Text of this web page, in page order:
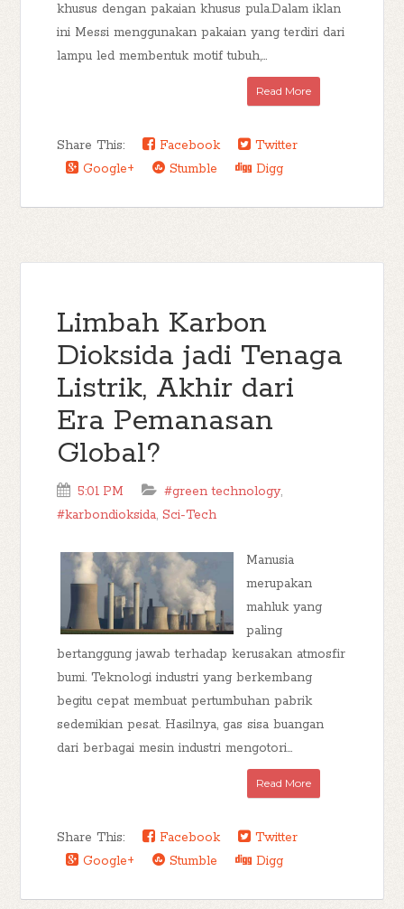
khusus dengan pakaian khusus pula.Dalam iklan
ini Messi menggunakan pakaian yang terdiri dari
lampu led membentuk motif tubuh,...
Read More
Share This: Facebook
Twitter
Google+
Stumble Digg
Limbah Karbon
Dioksida jadi Tenaga
Listrik, Akhir dari
Era Pemanasan
Global?
5:01 PM #green technology,
#karbondioksida,Sci-Tech
Manusia
merupakan
mahluk yang
paling
bertanggung jawab terhadap kerusakan atmosfir
bumi. Teknologi industri yang berkembang
begitu cepat membuat pertumbuhan pabrik
sedemikian pesat. Hasilnya, gas sisa buangan
dari berbagai mesin industri mengotori...
Read More
Share This: Facebook
Twitter
Google+
Stumble Digg